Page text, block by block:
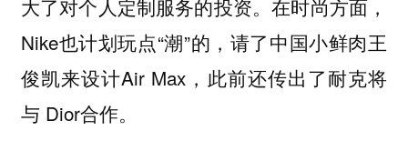
大了对个人定制服务的投资。在时尚方面，
Nike也计划玩点“潮”的，请了中国小鲜肉王
俊凯来设计Air Max，此前还传出了耐克将
与 Dior合作。